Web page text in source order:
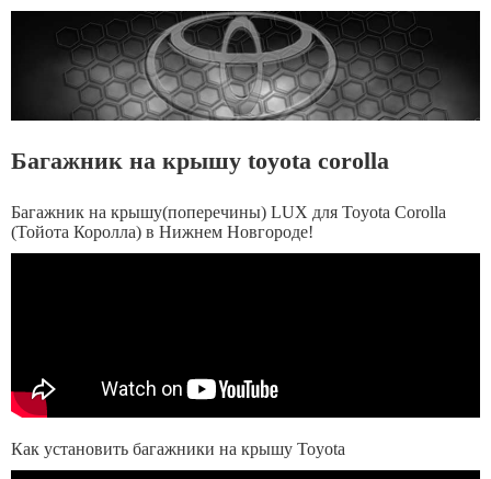
Багажник на крышу toyota corolla
Багажник на крышу(поперечины) LUX для Toyota Corolla
(Тойота Королла) в Нижнем Новгороде!
Как установить багажники на крышу Toyota